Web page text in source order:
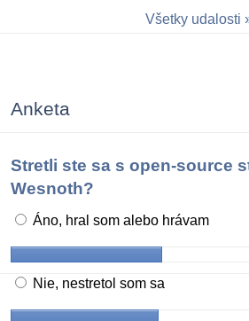
Všetky udalosti
Anketa
Stretli ste sa s open-source
Wesnoth?
Áno, hral som alebo hrávam
Nie, nestretol som sa